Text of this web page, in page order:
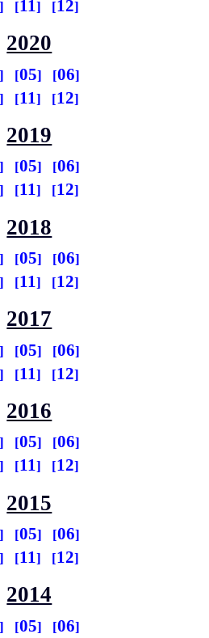
11 12
2020
05
06
11 12
2019
05
06
11 12
2018
05
06
11 12
2017
05
06
11 12
2016
05
06
11 12
2015
05
06
11 12
2014
05
06